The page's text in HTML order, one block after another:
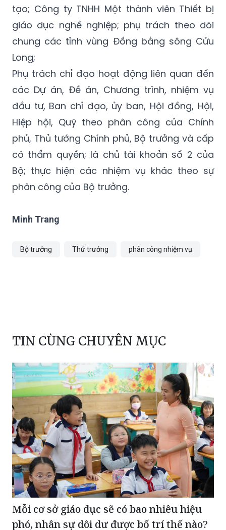
tạo; Công ty TNHH Một thành viên Thiết bị
giáo dục nghề nghiệp; phụ trách theo dõi
chung các tỉnh vùng Đồng bằng sông Cửu
Long;
Phụ trách chỉ đạo hoạt động liên quan đến
các Dự án, Đề án, Chương trình, nhiệm vụ
đầu tư, Ban chỉ đạo, ủy ban, Hội đồng, Hội,
Hiệp hội, Quỹ theo phân công của Chính
phủ, Thủ tướng Chính phủ, Bộ trưởng và cấp
có thẩm quyền; là chủ tài khoản số 2 của
Bộ; thực hiện các nhiệm vụ khác theo sự
phân công của Bộ trưởng.
Minh Trang
Bộ trưởng Thứ trưởng phân công nhiệm vụ
TIN CÙNG CHUYÊN MỤC
Mỗi cơ sở giáo dục sẽ có bao nhiêu hiệu
phó, nhân sự dôi dư được bố trí thế nào?